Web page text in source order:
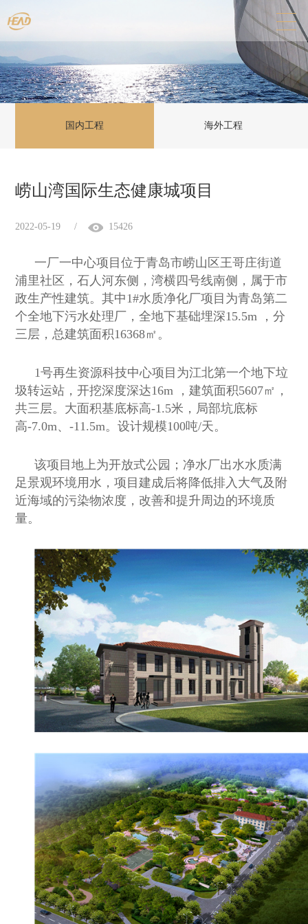
国内工程 海外工程
崂山湾国际生态健康城项目
2022-05-19 / 15426
一厂一中心项目位于青岛市崂山区王哥庄街道
浦里社区，石人河东侧，湾横四号线南侧，属于市
政生产性建筑。其中1#水质净化厂项目为青岛第二
个全地下污水处理厂，全地下基础埋深15.5m
，分
三层，总建筑面积16368㎡。
1号再生资源科技中心项目为江北第一个地下垃
圾转运站，开挖深度深达16m ，建筑面积5607㎡，
共三层。大面积基底标高-1.5米，局部坑底标
高-7.0m、-11.5m。设计规模100吨/天。
该项目地上为开放式公园；净水厂出水水质满
足景观环境用水，项目建成后将降低排入大气及附
近海域的污染物浓度，改善和提升周边的环境质
量。